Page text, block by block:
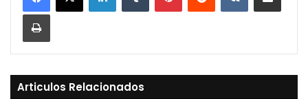
Print
Articulos Relacionados